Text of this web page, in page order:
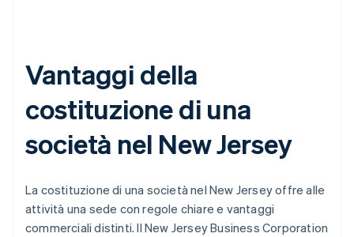
Vantaggi della
costituzione di una
società nel New Jersey
La costituzione di una società nel New Jersey offre alle
attività una sede con regole chiare e vantaggi
commerciali distinti. Il New Jersey Business Corporation